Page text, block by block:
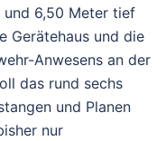
6,50 Meter tief
Gerätehaus und die
Anwesens an der
das rund sechs
und Planen
nur